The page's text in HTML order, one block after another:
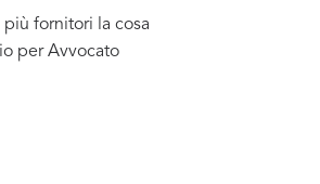
fornitori la cosa
per Avvocato